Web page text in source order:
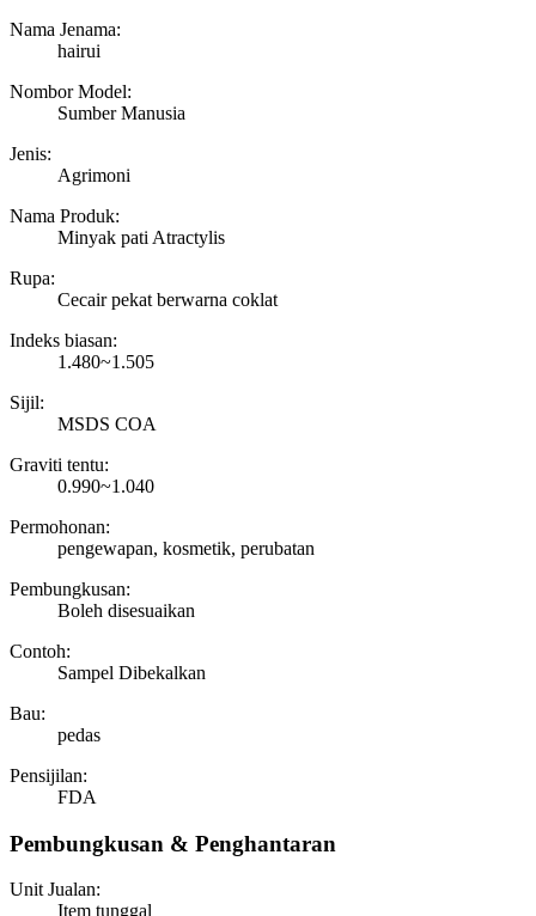
Nama Jenama:
hairui
Nombor Model:
Sumber Manusia
Jenis:
Agrimoni
Nama Produk:
Minyak pati Atractylis
Rupa:
Cecair pekat berwarna coklat
Indeks biasan:
1.480~1.505
Sijil:
MSDS COA
Graviti tentu:
0.990~1.040
Permohonan:
pengewapan, kosmetik, perubatan
Pembungkusan:
Boleh disesuaikan
Contoh:
Sampel Dibekalkan
Bau:
pedas
Pensijilan:
FDA
Pembungkusan & Penghantaran
Unit Jualan:
Item tunggal